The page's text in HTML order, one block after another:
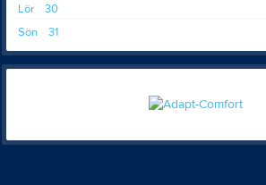
30
Lör
31
Sön